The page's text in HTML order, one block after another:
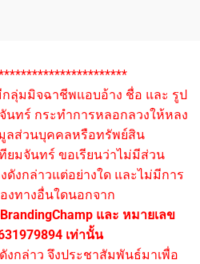
ลุ่มมิจฉาชีพแอบอ้าง ชื่อ และ รูป
นทร์ กระทำการหลอกลวงให้หลง
ลส่วนบุคคลหรือทรัพย์สิน
ยมจันทร์ ขอเรียนว่าไม่มีส่วน
ดังกล่าวแต่อย่างใด และไม่มีการ
งทางอื่นใดนอกจาก
และ หมายเลข
เท่านั้น
งกล่าว จึงประชาสัมพันธ์มาเพื่อ